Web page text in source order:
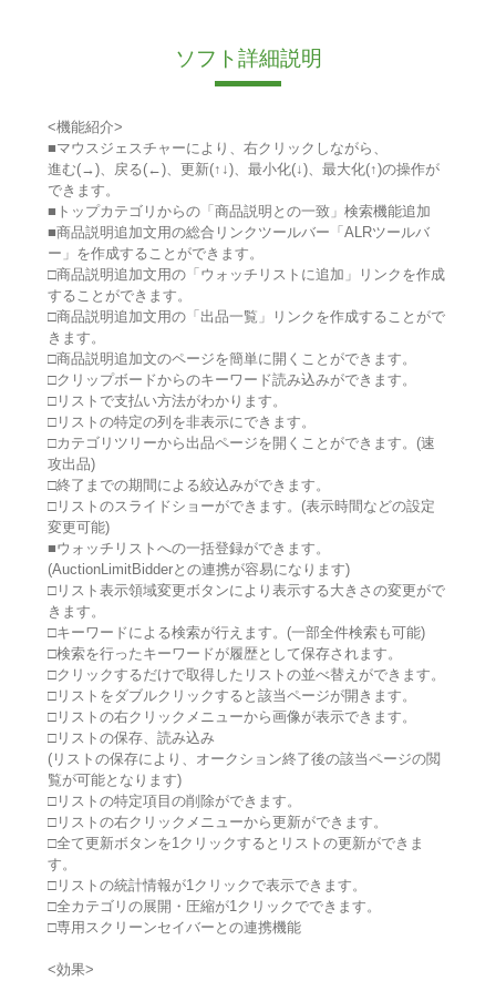
ソフト詳細説明
<機能紹介>
■マウスジェスチャーにより、右クリックしながら、
進む(→)、戻る(←)、更新(↑↓)、最小化(↓)、最大化(↑)の操作が
できます。
■トップカテゴリからの「商品説明との一致」検索機能追加
■商品説明追加文用の総合リンクツールバー「ALRツールバ
ー」を作成することができます。
□商品説明追加文用の「ウォッチリストに追加」リンクを作成
することができます。
□商品説明追加文用の「出品一覧」リンクを作成することがで
きます。
□商品説明追加文のページを簡単に開くことができます。
□クリップボードからのキーワード読み込みができます。
□リストで支払い方法がわかります。
□リストの特定の列を非表示にできます。
□カテゴリツリーから出品ページを開くことができます。(速
攻出品)
□終了までの期間による絞込みができます。
□リストのスライドショーができます。(表示時間などの設定
変更可能)
■ウォッチリストへの一括登録ができます。
(AuctionLimitBidderとの連携が容易になります)
□リスト表示領域変更ボタンにより表示する大きさの変更がで
きます。
□キーワードによる検索が行えます。(一部全件検索も可能)
□検索を行ったキーワードが履歴として保存されます。
□クリックするだけで取得したリストの並べ替えができます。
□リストをダブルクリックすると該当ページが開きます。
□リストの右クリックメニューから画像が表示できます。
□リストの保存、読み込み
(リストの保存により、オークション終了後の該当ページの閲
覧が可能となります)
□リストの特定項目の削除ができます。
□リストの右クリックメニューから更新ができます。
□全て更新ボタンを1クリックするとリストの更新ができま
す。
□リストの統計情報が1クリックで表示できます。
□全カテゴリの展開・圧縮が1クリックでできます。
□専用スクリーンセイバーとの連携機能
<効果>